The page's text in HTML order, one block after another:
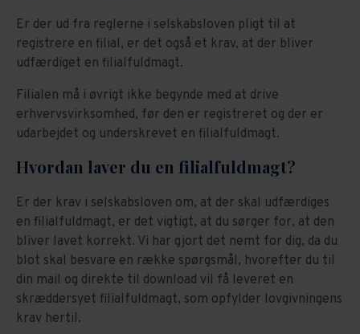
Er der ud fra reglerne i selskabsloven pligt til at
registrere en filial, er det også et krav, at der bliver
udfærdiget en filialfuldmagt.
Filialen må i øvrigt ikke begynde med at drive
erhvervsvirksomhed, før den er registreret og der er
udarbejdet og underskrevet en filialfuldmagt.
Hvordan laver du en filialfuldmagt?
Er der krav i selskabsloven om, at der skal udfærdiges
en filialfuldmagt, er det vigtigt, at du sørger for, at den
bliver lavet korrekt. Vi har gjort det nemt for dig, da du
blot skal besvare en række spørgsmål, hvorefter du til
din mail og direkte til download vil få leveret en
skræddersyet filialfuldmagt, som opfylder lovgivningens
krav hertil.